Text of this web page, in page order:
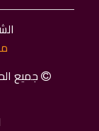
جميع